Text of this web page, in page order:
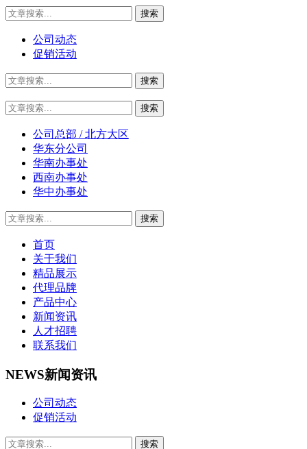
公司动态
促销活动
公司总部 / 北方大区
华东分公司
华南办事处
西南办事处
华中办事处
首页
关于我们
精品展示
代理品牌
产品中心
新闻资讯
人才招聘
联系我们
NEWS新闻资讯
公司动态
促销活动